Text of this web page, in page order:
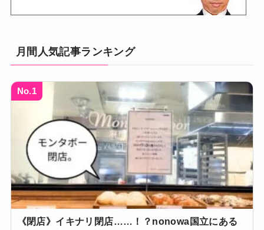
月間人気記事ランキング
No.1
《閉店》イキナリ閉店……！？nonowa国立にある